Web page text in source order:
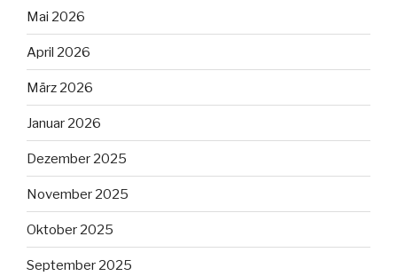
Mai 2026
April 2026
März 2026
Januar 2026
Dezember 2025
November 2025
Oktober 2025
September 2025